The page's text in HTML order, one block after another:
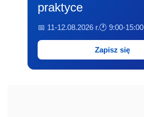
praktyce
📅 11-12.08.2026 r.🕐 9:00-15:00
Zapisz się